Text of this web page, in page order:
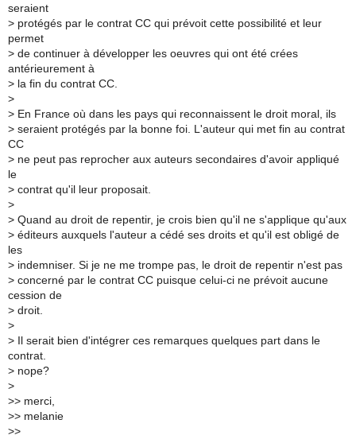
seraient
> protégés par le contrat CC qui prévoit cette possibilité et leur
permet
> de continuer à développer les oeuvres qui ont été crées
antérieurement à
> la fin du contrat CC.
>
> En France où dans les pays qui reconnaissent le droit moral, ils
> seraient protégés par la bonne foi. L'auteur qui met fin au contrat
CC
> ne peut pas reprocher aux auteurs secondaires d'avoir appliqué
le
> contrat qu'il leur proposait.
>
> Quand au droit de repentir, je crois bien qu'il ne s'applique qu'aux
> éditeurs auxquels l'auteur a cédé ses droits et qu'il est obligé de
les
> indemniser. Si je ne me trompe pas, le droit de repentir n'est pas
> concerné par le contrat CC puisque celui-ci ne prévoit aucune
cession de
> droit.
>
> Il serait bien d'intégrer ces remarques quelques part dans le
contrat.
> nope?
>
>> merci,
>> melanie
>>